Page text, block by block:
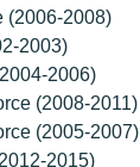
(2006-2008)
2003)
2006)
(2008-2011)
(2005-2007)
2015)